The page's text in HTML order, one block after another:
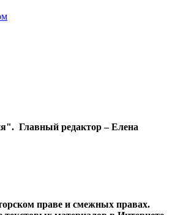
Главный редактор – Елена
праве и смежных правах.